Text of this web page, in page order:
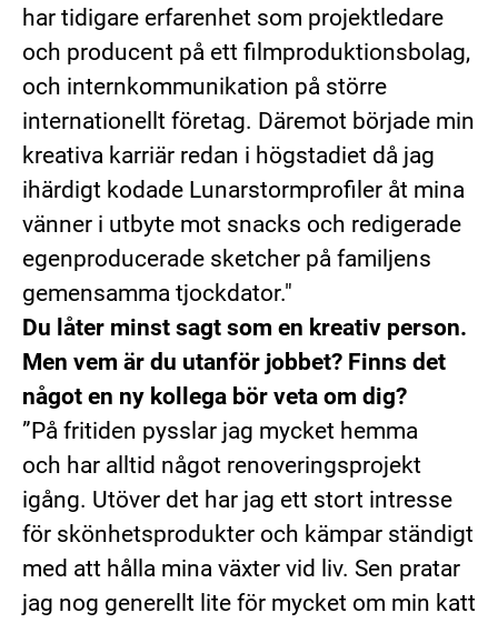
har tidigare erfarenhet som projektledare
och producent på ett filmproduktionsbolag,
och internkommunikation på större
internationellt företag. Däremot började min
kreativa karriär redan i högstadiet då jag
ihärdigt kodade Lunarstormprofiler åt mina
vänner i utbyte mot snacks och redigerade
egenproducerade sketcher på familjens
gemensamma tjockdator."
Du låter minst sagt som en kreativ person.
Men vem är du utanför jobbet? Finns det
något en ny kollega bör veta om dig?
”På fritiden pysslar jag mycket hemma
och har alltid något renoveringsprojekt
igång. Utöver det har jag ett stort intresse
för skönhetsprodukter och kämpar ständigt
med att hålla mina växter vid liv. Sen pratar
jag nog generellt lite för mycket om min katt